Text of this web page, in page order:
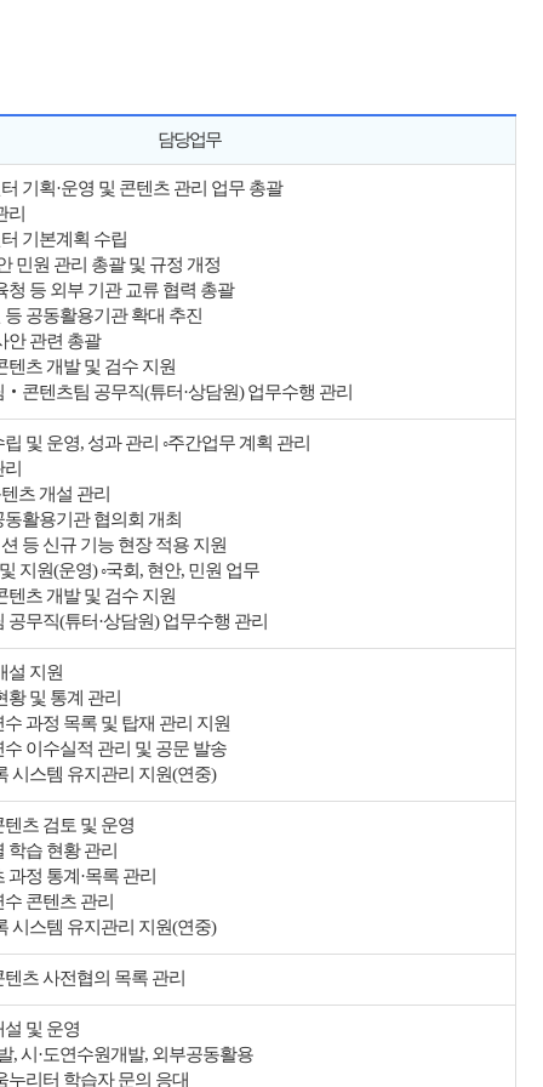
담당업무
기획·운영 및 콘텐츠 관리 업무 총괄
리
기본계획 수립
민원 관리 총괄 및 규정 개정
청 등 외부 기관 교류 협력 총괄
등 공동활용기관 확대 추진
안 관련 총괄
텐츠 개발 및 검수 지원
‧콘텐츠팀 공무직(튜터·상담원) 업무수행 관리
및 운영, 성과 관리 ◦주간업무 계획 관리
츠 개설 관리
동활용기관 협의회 개최
등 신규 기능 현장 적용 지원
지원(운영) ◦국회, 현안, 민원 업무
텐츠 개발 및 검수 지원
공무직(튜터·상담원) 업무수행 관리
설 지원
황 및 통계 관리
수 과정 목록 및 탑재 관리 지원
수 이수실적 관리 및 공문 발송
시스템 유지관리 지원(연중)
텐츠 검토 및 운영
학습 현황 관리
과정 통계·목록 관리
콘텐츠 관리
시스템 유지관리 지원(연중)
츠 사전협의 목록 관리
설 및 운영
, 시·도연수원개발, 외부공동활용
누리터 학습자 문의 응대